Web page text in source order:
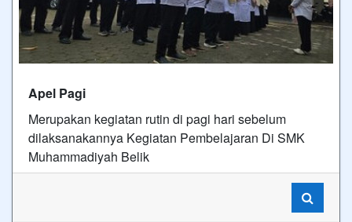
Apel Pagi
Merupakan kegiatan rutin di pagi hari sebelum
dilaksanakannya Kegiatan Pembelajaran Di SMK
Muhammadiyah Belik